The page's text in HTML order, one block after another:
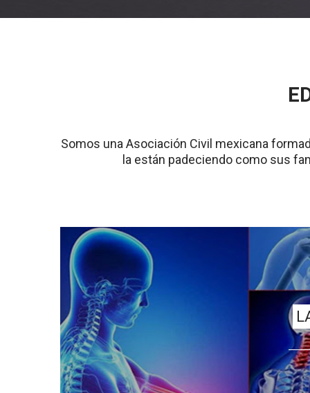
Somos una Asociación Civil mexicana
la están padeciendo como sus